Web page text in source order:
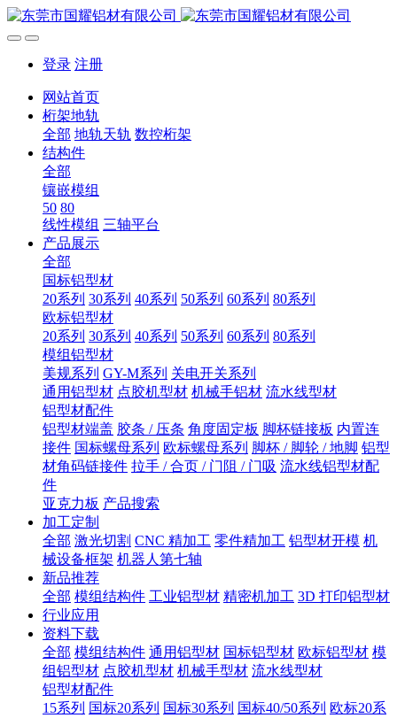
登录 注册
网站首页
桁架地轨
全部 地轨天轨 数控桁架
结构件
全部
镶嵌模组
50 80
线性模组 三轴平台
产品展示
全部
国标铝型材
20系列 30系列 40系列 50系列 60系列 80系列
欧标铝型材
20系列 30系列 40系列 50系列 60系列 80系列
模组铝型材
美规系列 GY-M系列 关电开关系列
通用铝型材 点胶机型材 机械手铝材 流水线型材
铝型材配件
铝型材端盖 胶条 / 压条 角度固定板 脚杯链接板 内置连
接件 国标螺母系列 欧标螺母系列 脚杯 / 脚轮 / 地脚 铝型
材角码链接件 拉手 / 合页 / 门阻 / 门吸 流水线铝型材配
件
亚克力板 产品搜索
加工定制
全部 激光切割 CNC 精加工 零件精加工 铝型材开模 机
械设备框架 机器人第七轴
新品推荐
全部 模组结构件 工业铝型材 精密机加工 3D 打印铝型材
行业应用
资料下载
全部 模组结构件 通用铝型材 国标铝型材 欧标铝型材 模
组铝型材 点胶机型材 机械手型材 流水线型材
铝型材配件
15系列 国标20系列 国标30系列 国标40/50系列 欧标20系